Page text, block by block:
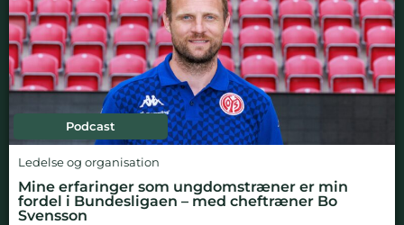
Podcast
Ledelse og organisation
Mine erfaringer som ungdomstræner er min
fordel i Bundesligaen – med cheftræner Bo
Svensson